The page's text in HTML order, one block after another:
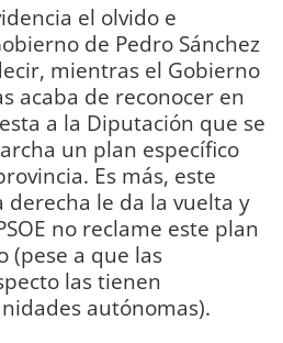
el olvido e
de Pedro Sánchez
mientras el Gobierno
acaba de reconocer en
a la Diputación que se
un plan específico
Es más, este
le da la vuelta y
no reclame este plan
(pese a que las
las tienen
autónomas).